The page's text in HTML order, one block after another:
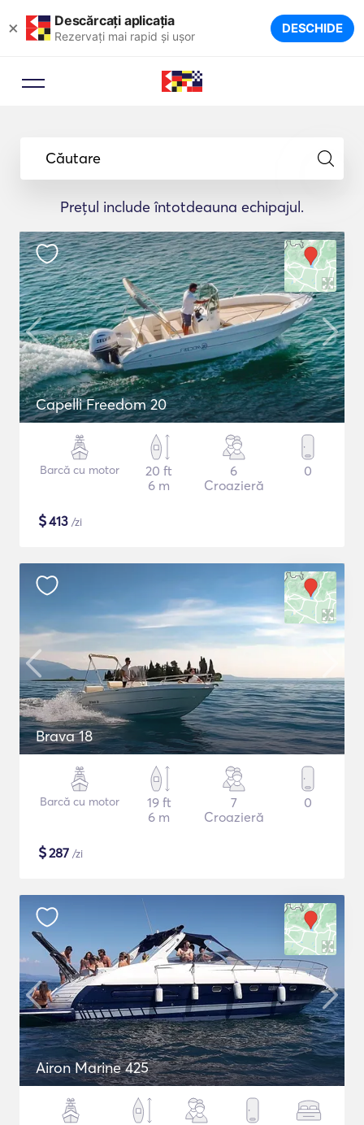
× Descărcați aplicația
Rezervați mai rapid și ușor DESCHIDE
Căutare
Prețul include întotdeauna echipajul.
Capelli Freedom 20
Barcă cu motor
20 ft
6 m
6
Croazieră
0
$413 /zi
Brava 18
Barcă cu motor
19 ft
6 m
7
Croazieră
0
$287 /zi
Airon Marine 425